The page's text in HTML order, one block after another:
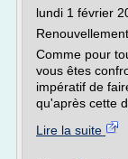
lundi 1 février
Comme pour
vous êtes
impératif de
qu'après cette
Lire la suite